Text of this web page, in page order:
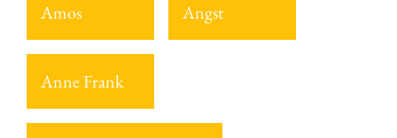
Amos Angst
Anne Frank